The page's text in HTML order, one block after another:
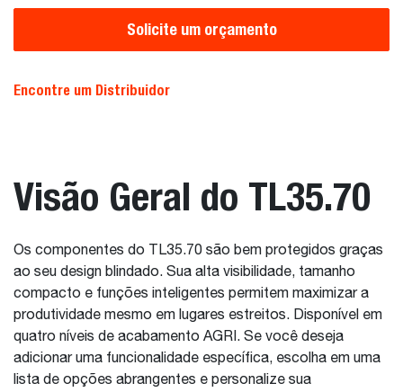
Solicite um orçamento
Encontre um Distribuidor
Visão Geral do TL35.70
Os componentes do TL35.70 são bem protegidos graças
ao seu design blindado. Sua alta visibilidade, tamanho
compacto e funções inteligentes permitem maximizar a
produtividade mesmo em lugares estreitos. Disponível em
quatro níveis de acabamento AGRI. Se você deseja
adicionar uma funcionalidade específica, escolha em uma
lista de opções abrangentes e personalize sua